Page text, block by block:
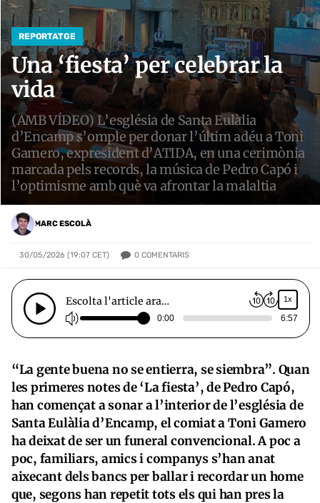
REPORTATGE
Una ‘fiesta’ per celebrar la
vida
(AMB VÍDEO) L’església de Santa Eulàlia
d’Encamp s’omple per donar l’últim adéu a Toni
Gamero, expresident d’ATIDA, en una cerimònia
marcada pels records, la música de Pedro Capó i
l’optimisme amb què va afrontar la malaltia
MARC ESCOLÀ
30/05/2026 (19:07 CET) 0 COMENTARIS
Escolta l'article ara… 1x
0:00 6:57
“La gente buena no se entierra, se siembra”. Quan
les primeres notes de ‘La fiesta’, de Pedro Capó,
han començat a sonar a l’interior de l’església de
Santa Eulàlia d’Encamp, el comiat a Toni Gamero
ha deixat de ser un funeral convencional. A poc a
poc, familiars, amics i companys s’han anat
aixecant dels bancs per ballar i recordar un home
que, segons han repetit tots els qui han pres la